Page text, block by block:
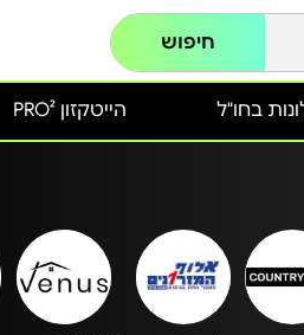
חיפוש
הייטקזון PRO² בחו"ל